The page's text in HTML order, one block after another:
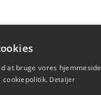
at bruge vores hjemmeside
cookiepolitik. Detaljer